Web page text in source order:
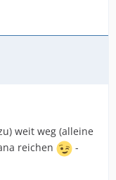
weit weg (alleine
reichen
-